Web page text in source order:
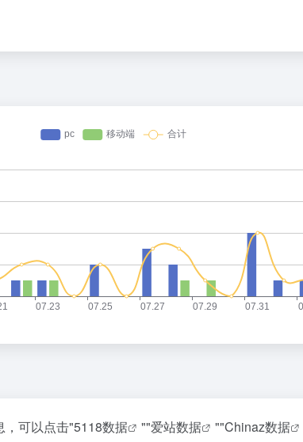
，可以点击"5118数据 ""爱站数据 ""Chinaz数据